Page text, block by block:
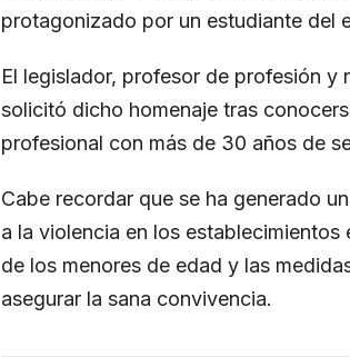
protagonizado por un estudiante del
El legislador, profesor de profesión
solicitó dicho homenaje tras
profesional con más de 30 años de
Cabe recordar que se ha generado
a la violencia en los
de los menores de edad y las
asegurar la sana convivencia.